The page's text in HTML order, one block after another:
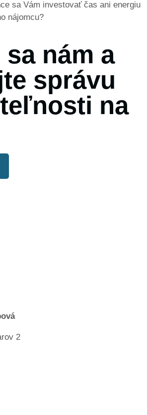
sa Vám investovať čas ani energiu
nájomcu?
nám a
správu
na
2